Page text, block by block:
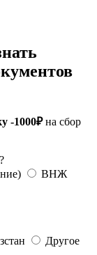
-1000₽на сбор
ВНЖ
Другое